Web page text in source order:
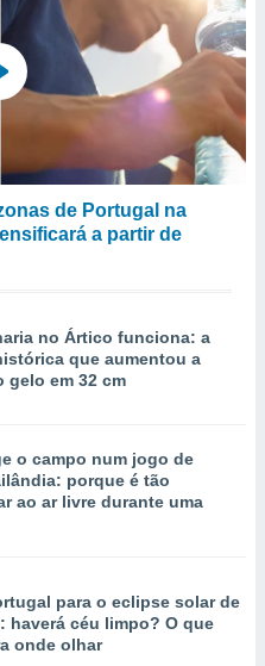
de Portugal na
a partir de
no Ártico funciona: a
que aumentou a
gelo em 32 cm
o campo num jogo de
porque é tão
ao ar livre durante uma
para o eclipse solar de
haverá céu limpo? O que
onde olhar